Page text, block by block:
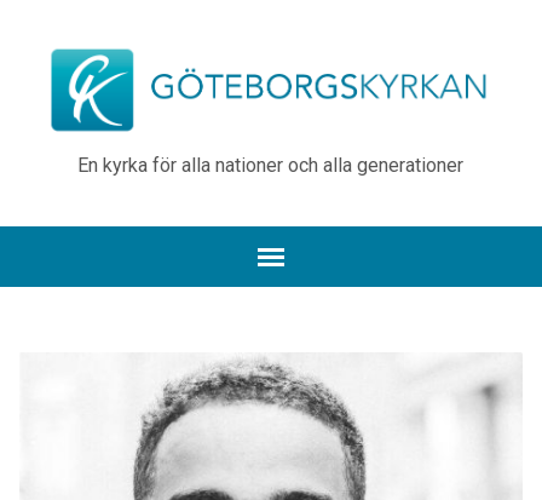
En kyrka för alla nationer och alla generationer